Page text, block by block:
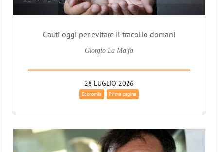
Cauti oggi per evitare il tracollo domani
Giorgio La Malfa
28 LUGLIO 2026
Economia Prima pagina